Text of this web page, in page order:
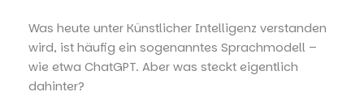
Was heute unter Künstlicher Intelligenz verstanden
wird, ist häufig ein sogenanntes Sprachmodell –
wie etwa ChatGPT. Aber was steckt eigentlich
dahinter?